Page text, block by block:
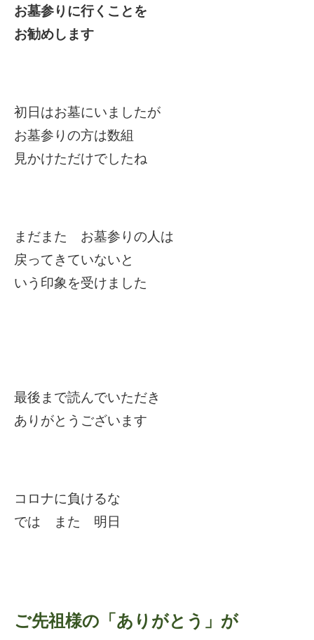
お墓参りに行くことを
お勧めします
初日はお墓にいましたが
お墓参りの方は数組
見かけただけでしたね
まだまた お墓参りの人は
戻ってきていないと
いう印象を受けました
最後まで読んでいただき
ありがとうございます
コロナに負けるな
では また 明日
ご先祖様の「ありがとう」が